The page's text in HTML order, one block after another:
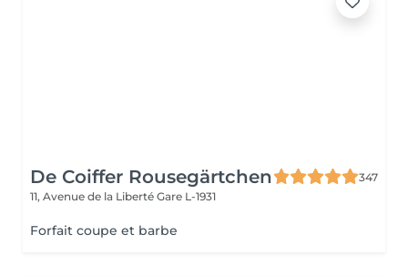
De Coiffer Rousegärtchen
347
11, Avenue de la Liberté Gare L-1931
Forfait coupe et barbe